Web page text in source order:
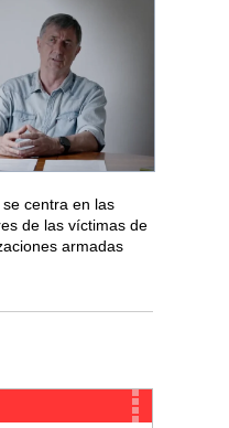
centra en las
de las víctimas de
armadas